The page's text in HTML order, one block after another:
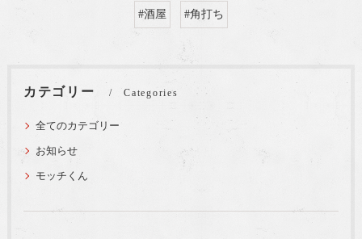
#酒屋 #角打ち
カテゴリー Categories
全てのカテゴリー
お知らせ
モッチくん